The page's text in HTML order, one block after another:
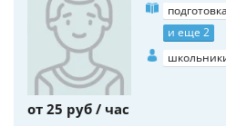
и еще 2
от 25 руб / час